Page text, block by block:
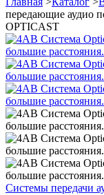
передающие аудио
OPTICAST
Системы передачи